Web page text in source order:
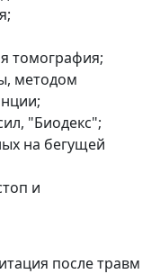
томография;
методом
"Биодекс";
на бегущей
и